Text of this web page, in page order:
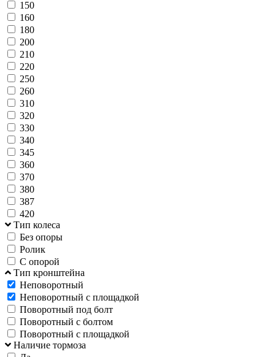
150
160
180
200
210
220
250
260
310
320
330
340
345
360
370
380
387
420
Тип колеса
Без опоры
Ролик
С опорой
Тип кронштейна
Неповоротный
Неповоротный с площадкой
Поворотный под болт
Поворотный с болтом
Поворотный с площадкой
Наличие тормоза